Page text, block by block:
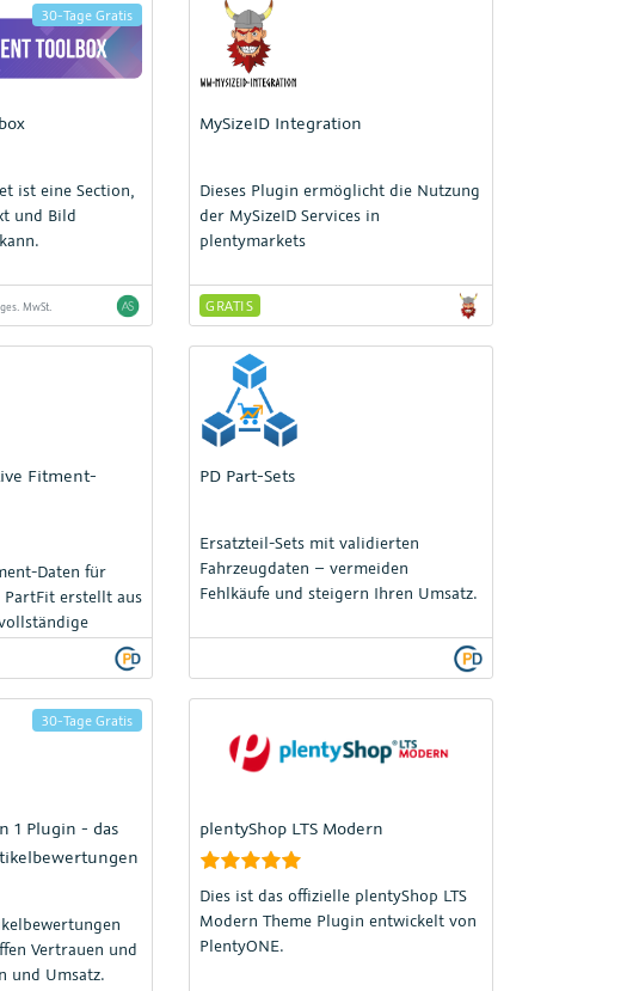
30-Tage Gratis
ist eine Section,
und Bild
MwSt.
MySizeID Integration
Dieses Plugin ermöglicht die Nutzung
der MySizeID Services in
plentymarkets
GRATIS
Fitment-
Daten für
erstellt aus
eBay &
weniger
Umsatz.
PD Part-Sets
Ersatzteil-Sets mit validierten
Fahrzeugdaten – vermeiden
Fehlkäufe und steigern Ihren Umsatz.
30-Tage Gratis
1 Plugin - das
Vertrauen und
und Umsatz.
plentyShop LTS Modern
Dies ist das offizielle plentyShop LTS
Modern Theme Plugin entwickelt von
PlentyONE.